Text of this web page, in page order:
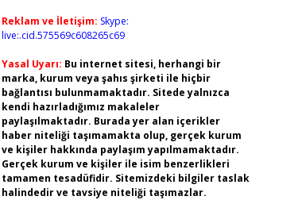
Reklam ve İletişim: Skype:
live:.cid.575569c608265c69
Yasal Uyarı: Bu internet sitesi, herhangi bir
marka, kurum veya şahıs şirketi ile hiçbir
bağlantısı bulunmamaktadır. Sitede yalnızca
kendi hazırladığımız makaleler
paylaşılmaktadır. Burada yer alan içerikler
haber niteliği taşımamakta olup, gerçek kurum
ve kişiler hakkında paylaşım yapılmamaktadır.
Gerçek kurum ve kişiler ile isim benzerlikleri
tamamen tesadüfidir. Sitemizdeki bilgiler taslak
halindedir ve tavsiye niteliği taşımazlar.